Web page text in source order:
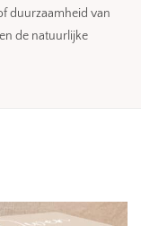
duurzaamheid van
de natuurlijke